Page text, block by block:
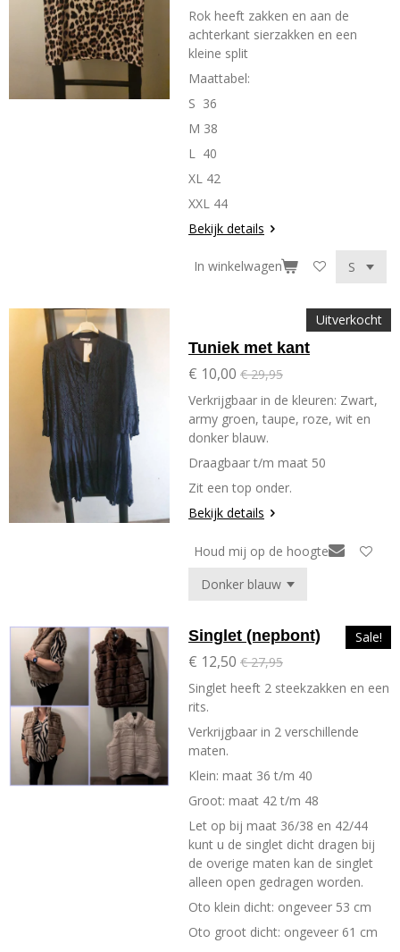
Rok heeft zakken en aan de
achterkant sierzakken en een
kleine split
Maattabel:
S 36
M 38
L 40
XL 42
XXL 44
Bekijk details
In winkelwagen
Uitverkocht
Tuniek met kant
€ 10,00 € 29,95
Verkrijgbaar in de kleuren: Zwart,
army groen, taupe, roze, wit en
donker blauw.
Draagbaar t/m maat 50
Zit een top onder.
Bekijk details
Houd mij op de hoogte
Sale!
Singlet (nepbont)
€ 12,50 € 27,95
Singlet heeft 2 steekzakken en een
rits.
Verkrijgbaar in 2 verschillende
maten.
Klein: maat 36 t/m 40
Groot: maat 42 t/m 48
Let op bij maat 36/38 en 42/44
kunt u de singlet dicht dragen bij
de overige maten kan de singlet
alleen open gedragen worden.
Oto klein dicht: ongeveer 53 cm
Oto groot dicht: ongeveer 61 cm